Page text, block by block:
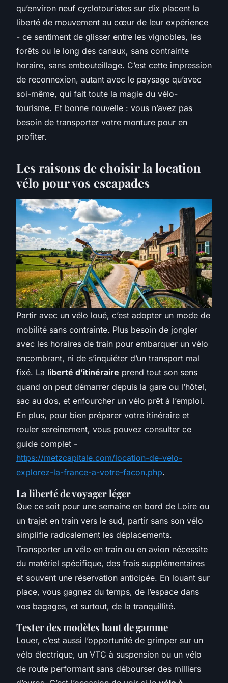
qu’environ neuf cyclotouristes sur dix placent la
liberté de mouvement au cœur de leur expérience
- ce sentiment de glisser entre les vignobles, les
forêts ou le long des canaux, sans contrainte
horaire, sans embouteillage. C’est cette impression
de reconnexion, autant avec le paysage qu’avec
soi-même, qui fait toute la magie du vélo-
tourisme. Et bonne nouvelle : vous n’avez pas
besoin de transporter votre monture pour en
profiter.
Les raisons de choisir la location
vélo pour vos escapades
Partir avec un vélo loué, c’est adopter un mode de
mobilité sans contrainte. Plus besoin de jongler
avec les horaires de train pour embarquer un vélo
encombrant, ni de s’inquiéter d’un transport mal
fixé. La liberté d’itinéraire prend tout son sens
quand on peut démarrer depuis la gare ou l’hôtel,
sac au dos, et enfourcher un vélo prêt à l’emploi.
En plus, pour bien préparer votre itinéraire et
rouler sereinement, vous pouvez consulter ce
guide complet -
https://metzcapitale.com/location-de-velo-
explorez-la-france-a-votre-facon.php.
La liberté de voyager léger
Que ce soit pour une semaine en bord de Loire ou
un trajet en train vers le sud, partir sans son vélo
simplifie radicalement les déplacements.
Transporter un vélo en train ou en avion nécessite
du matériel spécifique, des frais supplémentaires
et souvent une réservation anticipée. En louant sur
place, vous gagnez du temps, de l’espace dans
vos bagages, et surtout, de la tranquillité.
Tester des modèles haut de gamme
Louer, c’est aussi l’opportunité de grimper sur un
vélo électrique, un VTC à suspension ou un vélo
de route performant sans débourser des milliers